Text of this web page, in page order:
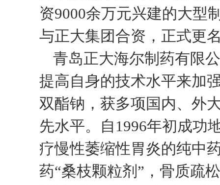
资9000余万元兴建的大型
与正大集团合资，正式更
青岛正大海尔制药有限
提高自身的技术水平来加
双酯钠，获多项国内、外
先水平。自 1996年初成功
疗慢性萎缩性胃炎的纯中
药“桑枝颗粒剂”，骨质疏